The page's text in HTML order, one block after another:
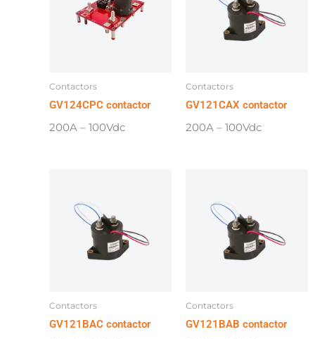
Contactors
GV124CPC contactor
200A – 100Vdc
Contactors
GV121CAX contactor
200A – 100Vdc
Contactors
GV121BAC contactor
Contactors
GV121BAB contactor